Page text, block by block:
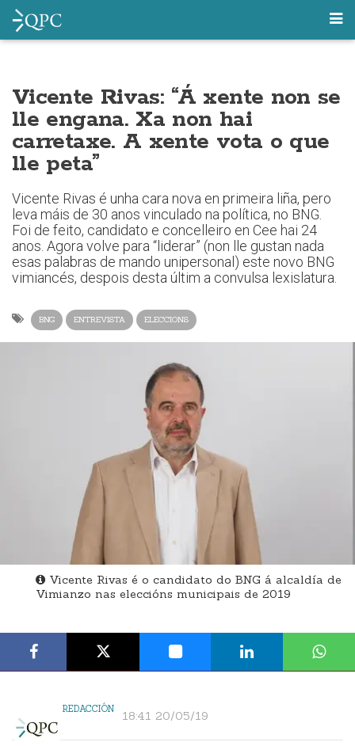
Vicente Rivas: “Á xente non se
lle engana. Xa non hai
carretaxe. A xente vota o que
lle peta”
Vicente Rivas é unha cara nova en primeira liña, pero
leva máis de 30 anos vinculado na política, no BNG.
Foi de feito, candidato e concelleiro en Cee hai 24
anos. Agora volve para “liderar” (non lle gustan nada
esas palabras de mando unipersonal) este novo BNG
vimiancés, despois desta últim a convulsa lexislatura.
BNG ENTREVISTA ELECCIONS
Vicente Rivas é o candidato do BNG á alcaldía de
Vimianzo nas eleccións municipais de 2019
REDACCIÓN 18:41 20/05/19